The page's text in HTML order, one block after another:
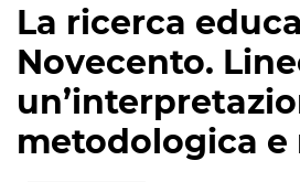
La ricerca
Novecento.
metodologica e